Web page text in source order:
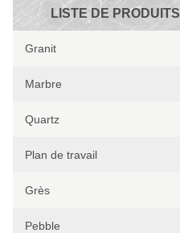
LISTE DE PRODUITS
Granit
Marbre
Quartz
Plan de travail
Grès
Pebble